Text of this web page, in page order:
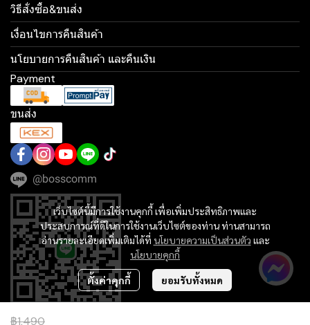
฿1,490
เว็บไซต์นี้มีการใช้งานคุกกี้ เพื่อเพิ่มประสิทธิภาพและ
ประสบการณ์ที่ดีในการใช้งานเว็บไซต์ของท่าน ท่านสามารถ
อ่านรายละเอียดเพิ่มเติมได้ที่ นโยบายความเป็นส่วนตัว และ
นโยบายคุกกี้
ตั้งค่าคุกกี้ ยอมรับทั้งหมด
วิธีสั่งซื้อ&ขนส่ง
เงื่อนไขการคืนสินค้า
นโยบายการคืนสินค้า และคืนเงิน
Payment
ขนส่ง
@bosscomm